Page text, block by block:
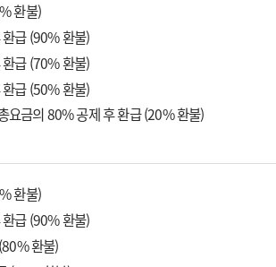
환불)
급 (90% 환불)
급 (70% 환불)
급 (50% 환불)
요금의 80% 공제 후 환급 (20% 환불)
환불)
급 (90% 환불)
환불)